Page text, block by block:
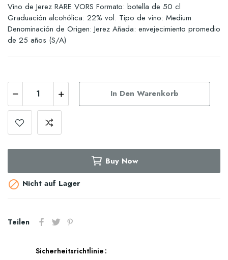
Vino de Jerez RARE VORS Formato: botella de 50 cl
Graduación alcohólica: 22% vol. Tipo de vino: Medium
Denominación de Origen: Jerez Añada: envejecimiento promedio
de 25 años (S/A)
In Den Warenkorb
Buy Now
 Nicht auf Lager
Teilen
Sicherheitsrichtlinie